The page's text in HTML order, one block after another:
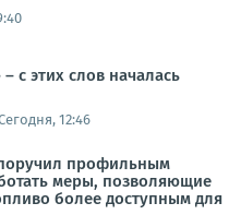
с этих слов началась
12:46
профильным
меры, позволяющие
более доступным для